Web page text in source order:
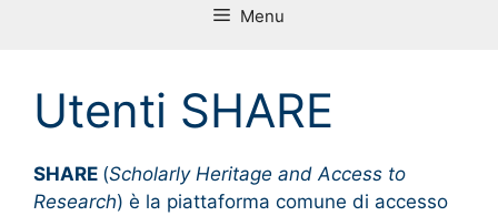
Menu
Utenti SHARE
SHARE (Scholarly Heritage and Access to
Research) è la piattaforma comune di accesso